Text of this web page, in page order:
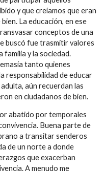
y que creíamos que eran
La educación, en ese
conceptos de una
buscó fue trasmitir valores
familia y la sociedad.
tanto quienes
responsabilidad de educar
aún recuerdan las
en ciudadanos de bien.
abatido por temporales
Buena parte de
a transitar senderos
de un norte a donde
que exacerban
A menudo me